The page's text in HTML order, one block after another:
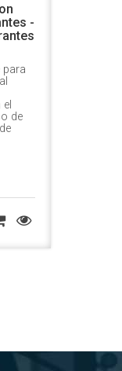
-
para
de